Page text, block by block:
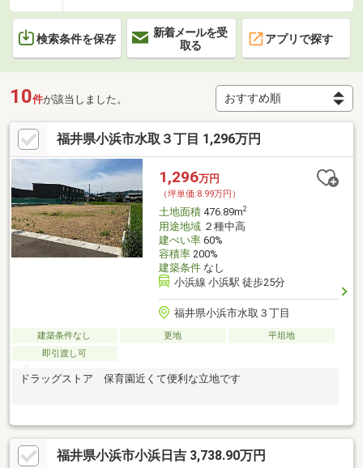
検索条件を保存
新着メールを受
取る
アプリで探す
10件が該当しました。
福井県小浜市水取３丁目 1,296万円
1,296万円
（坪単価:8.99万円）
土地面積476.89m2
用途地域２種中高
建ぺい率60%
容積率200%
建築条件なし
小浜線 小浜駅 徒歩25分
福井県小浜市水取３丁目
建築条件なし 更地
平坦地
即引渡し可
ドラッグストア 保育園近くて便利な立地です
福井県小浜市小浜日吉 3,738.90万円